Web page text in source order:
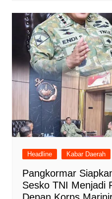
Headline Kabar Daerah
Pangkormar
Sesko TNI Menjadi